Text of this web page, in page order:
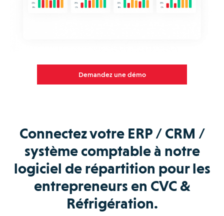
Demandez une démo
Connectez votre ERP / CRM /
système comptable à notre
logiciel de répartition pour les
entrepreneurs en CVC &
Réfrigération.